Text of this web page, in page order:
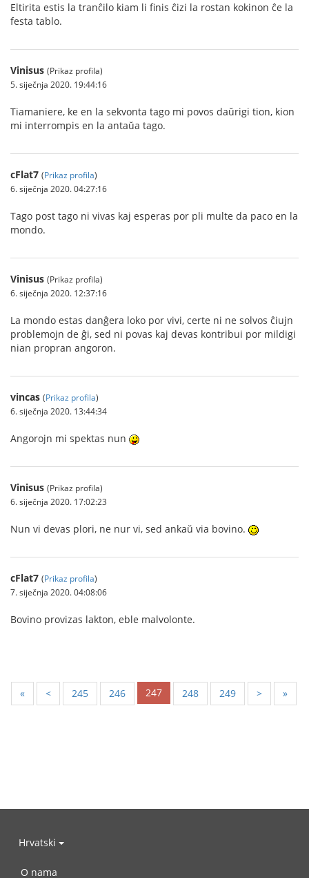
Eltirita estis la tranĉilo kiam li finis ĉizi la rostan kokinon ĉe la
festa tablo.
Vinisus (Prikaz profila)
5. siječnja 2020. 19:44:16
Tiamaniere, ke en la sekvonta tago mi povos daŭrigi tion, kion
mi interrompis en la antaŭa tago.
cFlat7 (Prikaz profila)
6. siječnja 2020. 04:27:16
Tago post tago ni vivas kaj esperas por pli multe da paco en la
mondo.
Vinisus (Prikaz profila)
6. siječnja 2020. 12:37:16
La mondo estas danĝera loko por vivi, certe ni ne solvos ĉiujn
problemojn de ĝi, sed ni povas kaj devas kontribui por mildigi
nian propran angoron.
vincas (Prikaz profila)
6. siječnja 2020. 13:44:34
Angorojn mi spektas nun
Vinisus (Prikaz profila)
6. siječnja 2020. 17:02:23
Nun vi devas plori, ne nur vi, sed ankaŭ via bovino.
cFlat7 (Prikaz profila)
7. siječnja 2020. 04:08:06
Bovino provizas lakton, eble malvolonte.
« < 245 246 247 248 249 > »
Hrvatski
O nama